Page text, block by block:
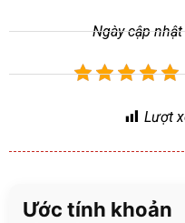
Ngày cập
Lượt
Ước tính khoản